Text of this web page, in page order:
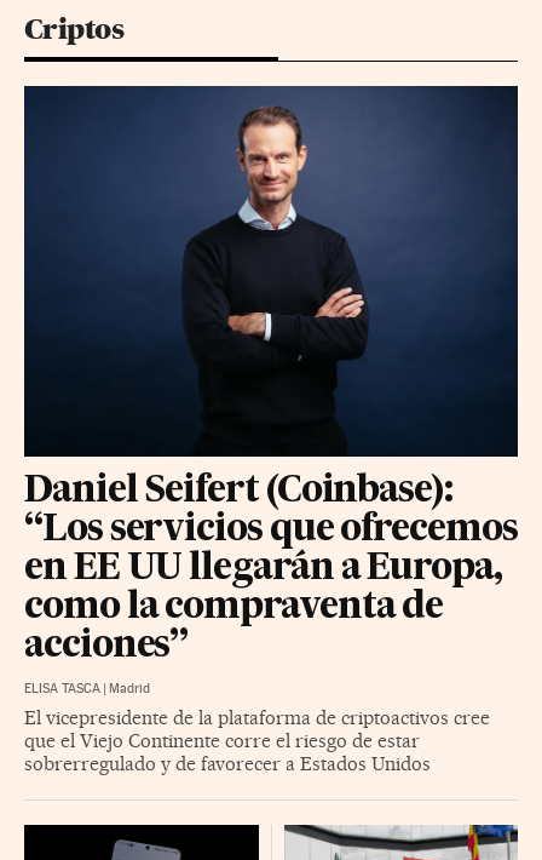
Criptos
Daniel Seifert (Coinbase):
“Los servicios que ofrecemos
en EE UU llegarán a Europa,
como la compraventa de
acciones”
ELISA TASCA Madrid
El vicepresidente de la plataforma de criptoactivos cree
que el Viejo Continente corre el riesgo de estar
sobrerregulado y de favorecer a Estados Unidos